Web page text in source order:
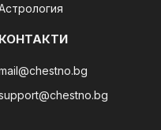
КОНТАКТИ